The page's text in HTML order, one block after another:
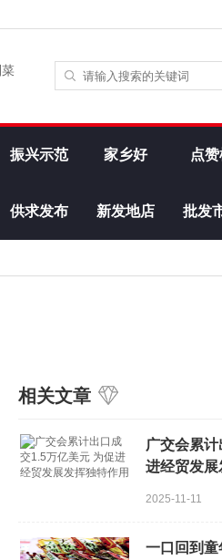
振兴示范 家乡好 点
供求发布 新发地店 批发
相关文章
广交会累
进经贸发展
2025-11-11
一口回到